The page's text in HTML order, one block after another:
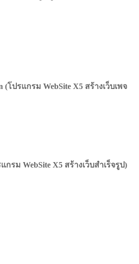
(โปรแกรม WebSite X5 สร้างเว็บเพจ
กรม WebSite X5 สร้างเว็บสำเร็จรูป)